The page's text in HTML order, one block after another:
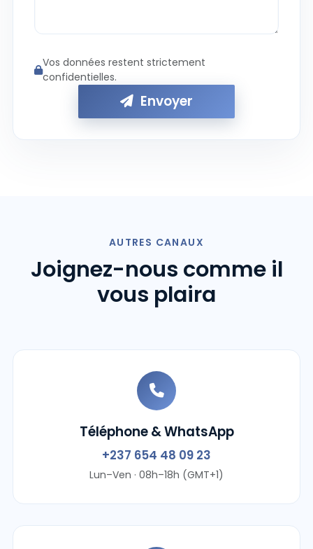
Vos données restent strictement
confidentielles.
Envoyer
AUTRES CANAUX
Joignez-nous comme il
vous plaira
Téléphone & WhatsApp
+237 654 48 09 23
Lun–Ven · 08h–18h (GMT+1)